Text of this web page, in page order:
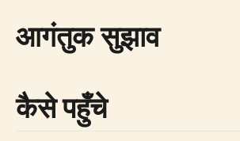
आगंतुक सुझाव
कैसे पहुँचे